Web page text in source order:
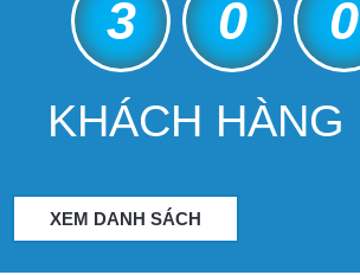
3 0 0
KHÁCH HÀNG
XEM DANH SÁCH